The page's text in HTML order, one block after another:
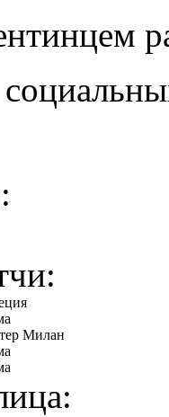
Милан